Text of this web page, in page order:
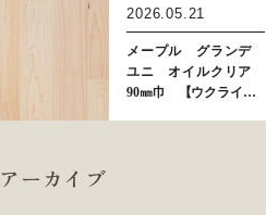
2026.05.21
メープル グランデ
ユニ オイルクリア
90㎜巾 【ウクライ…
アーカイブ